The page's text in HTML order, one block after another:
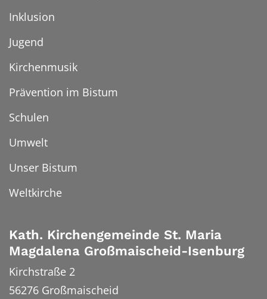
Inklusion
Jugend
Kirchenmusik
Prävention im Bistum
Schulen
Umwelt
Unser Bistum
Weltkirche
Kath. Kirchengemeinde St. Maria
Magdalena Großmaischeid-Isenburg
Kirchstraße 2
56276 Großmaischeid